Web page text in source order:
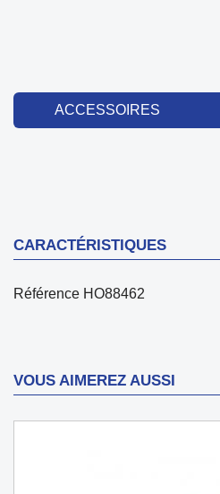
ACCESSOIRES
CARACTÉRISTIQUES
Référence HO88462
VOUS AIMEREZ AUSSI